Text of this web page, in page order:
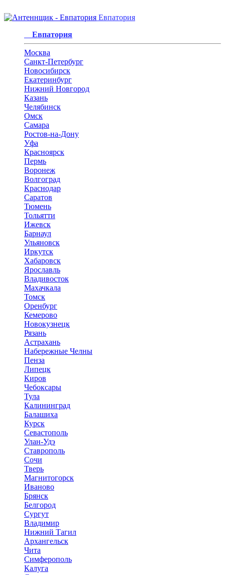
Евпатория
Евпатория
Москва
Санкт-Петербург
Новосибирск
Екатеринбург
Нижний Новгород
Казань
Челябинск
Омск
Самара
Ростов-на-Дону
Уфа
Красноярск
Пермь
Воронеж
Волгоград
Краснодар
Саратов
Тюмень
Тольятти
Ижевск
Барнаул
Ульяновск
Иркутск
Хабаровск
Ярославль
Владивосток
Махачкала
Томск
Оренбург
Кемерово
Новокузнецк
Рязань
Астрахань
Набережные Челны
Пенза
Липецк
Киров
Чебоксары
Тула
Калининград
Балашиха
Курск
Севастополь
Улан-Удэ
Ставрополь
Сочи
Тверь
Магнитогорск
Иваново
Брянск
Белгород
Сургут
Владимир
Нижний Тагил
Архангельск
Чита
Симферополь
Калуга